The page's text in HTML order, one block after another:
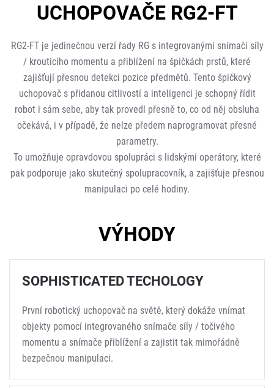
UCHOPOVAČE RG2-FT
RG2-FT je jedinečnou verzí řady RG s integrovanými snímači síly
/ krouticího momentu a přiblížení na špičkách prstů, které
zajišťují přesnou detekci pozice předmětů. Tento špičkový
uchopovač s přidanou citlivostí a inteligenci je schopný řídit
robot i sám sebe, aby tak provedl přesně to, co od něj obsluha
očekává, i v případě, že nelze předem naprogramovat přesné
parametry.
To umožňuje opravdovou spolupráci s lidskými operátory, které
pak podporuje jako skutečný spolupracovník, a zajišťuje přesnou
manipulaci po celé hodiny.
VÝHODY
SOPHISTICATED TECHOLOGY
První robotický uchopovač na světě, který dokáže vnímat
objekty pomocí integrovaného snímače síly / točivého
momentu a snímače přiblížení a zajistit tak mimořádně
bezpečnou manipulaci.